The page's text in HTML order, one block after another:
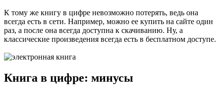
К тому же книгу в цифре невозможно потерять, ведь она
всегда есть в сети. Например, можно ее купить на сайте один
раз, а после она всегда доступна к скачиванию. Ну, а
классические произведения всегда есть в бесплатном доступе.
Книга в цифре: минусы